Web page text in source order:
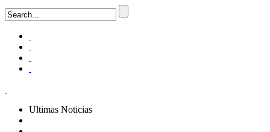
Ultimas Noticias